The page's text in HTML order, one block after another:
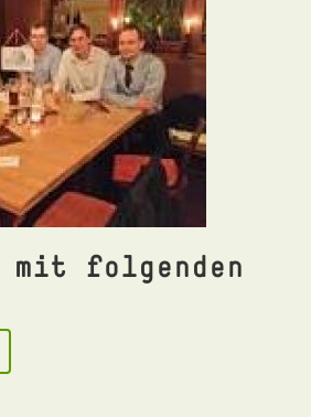
mit folgenden